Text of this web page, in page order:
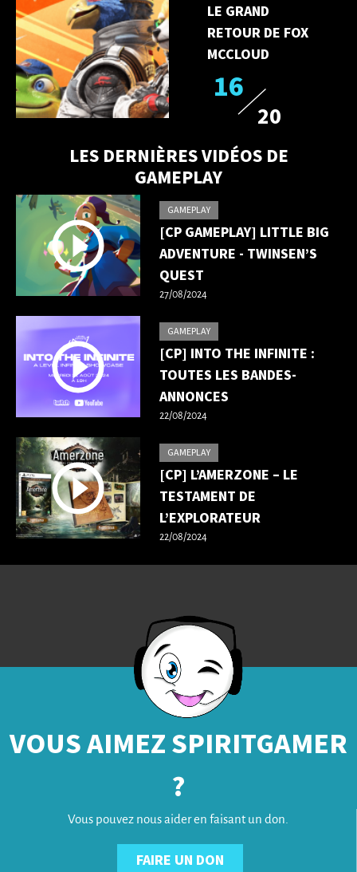
LE GRAND
RETOUR DE FOX
MCCLOUD
16
20
LES DERNIÈRES VIDÉOS DE
GAMEPLAY
GAMEPLAY
[CP GAMEPLAY] LITTLE BIG
ADVENTURE - TWINSEN’S
QUEST
27/08/2024
GAMEPLAY
[CP] INTO THE INFINITE :
TOUTES LES BANDES-
ANNONCES
22/08/2024
GAMEPLAY
[CP] L’AMERZONE – LE
TESTAMENT DE
L’EXPLORATEUR
22/08/2024
VOUS AIMEZ SPIRITGAMER
?
Vous pouvez nous aider en faisant un don.
FAIRE UN DON